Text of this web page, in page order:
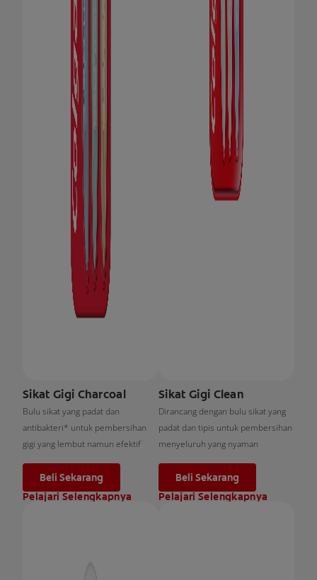
Sikat Gigi Charcoal
Bulu sikat yang padat dan
antibakteri* untuk pembersihan
gigi yang lembut namun efektif
Beli Sekarang
Pelajari Selengkapnya
Sikat Gigi Clean
Dirancang dengan bulu sikat yang
padat dan tipis untuk pembersihan
menyeluruh yang nyaman
Beli Sekarang
Pelajari Selengkapnya